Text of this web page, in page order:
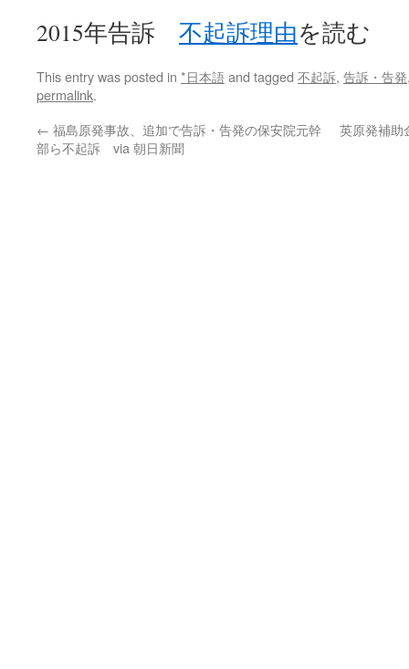
2015年告訴 不起訴理由を読む
This entry was posted in *日本語and tagged 不起訴, 告訴・告発
permalink.
← 福島原発事故、追加で告訴・告発の保安院元幹
部ら不起訴 via 朝日新聞
英原発補